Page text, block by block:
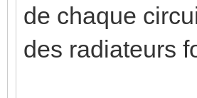
de chaque
des radiateurs